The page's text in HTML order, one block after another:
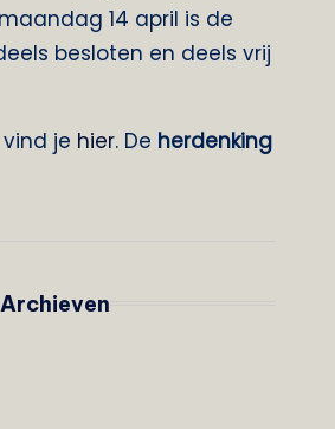
14 april is de
besloten en deels vrij
je hier. De herdenking
Archieven